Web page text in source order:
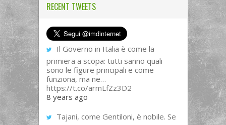
RECENT TWEETS
Il Governo in Italia è come la
primiera a scopa: tutti sanno quali
sono le figure principali e come
funziona, ma ne…
https://t.co/armLfZz3D2
8 years ago
Tajani, come Gentiloni, è nobile. Se